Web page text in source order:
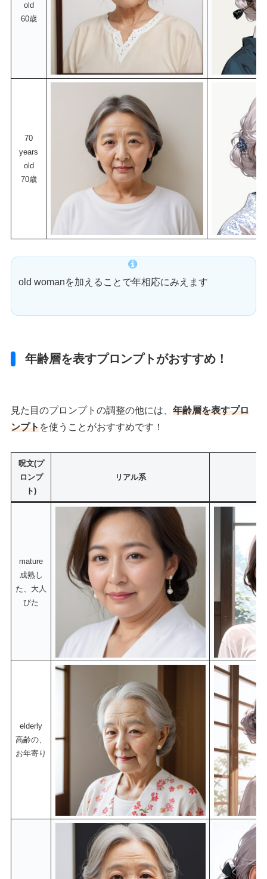
old
60歳
70
years
old
70歳
old womanを加えることで年相応にみえます
年齢層を表すプロンプトがおすすめ！
見た目のプロンプトの調整の他には、年齢層を表すプロ
ンプトを使うことがおすすめです！
呪文(プ
ロンプ
ト)
リアル系
mature
成熟し
た、大人
びた
elderly
高齢の、
お年寄り